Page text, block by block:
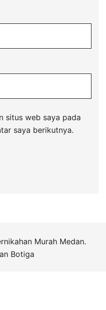
situs web saya pada
saya berikutnya.
Murah Medan.
Botiga